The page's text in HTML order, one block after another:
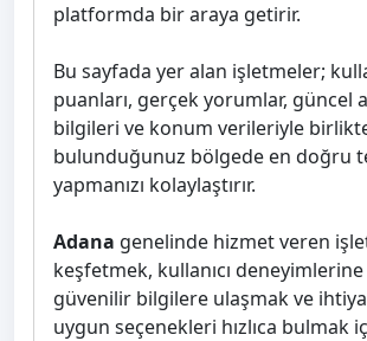
platformda bir araya getirir.
Bu sayfada yer alan işletmeler;
puanları, gerçek yorumlar, güncel
bilgileri ve konum verileriyle
bulunduğunuz bölgede en doğru
yapmanızı kolaylaştırır.
Adana genelinde hizmet veren
keşfetmek, kullanıcı deneyimlerine
güvenilir bilgilere ulaşmak ve
uygun seçenekleri hızlıca bulmak